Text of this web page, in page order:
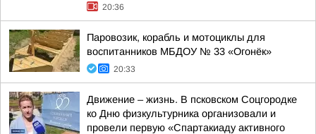
20:36
Паровозик, корабль и мотоциклы для
воспитанников МБДОУ № 33 «Огонёк»
20:33
Движение – жизнь. В псковском Соцгородке
ко Дню физкультурника организовали и
провели первую «Спартакиаду активного